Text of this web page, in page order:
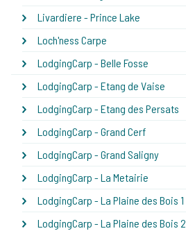
Livardiere - Prince Lake
Loch'ness Carpe
LodgingCarp - Belle Fosse
LodgingCarp - Etang de Vaise
LodgingCarp - Etang des Persats
LodgingCarp - Grand Cerf
LodgingCarp - Grand Saligny
LodgingCarp - La Metairie
LodgingCarp - La Plaine des Bois 1
LodgingCarp - La Plaine des Bois 2